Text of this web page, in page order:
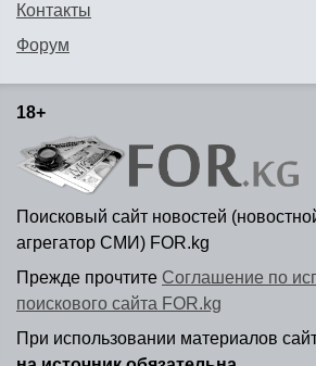
Контакты
Форум
18+
Поисковый сайт новостей
агрегатор СМИ) FOR.kg
Прежде прочтите Соглашение по
поискового сайта FOR.kg
При использовании материалов